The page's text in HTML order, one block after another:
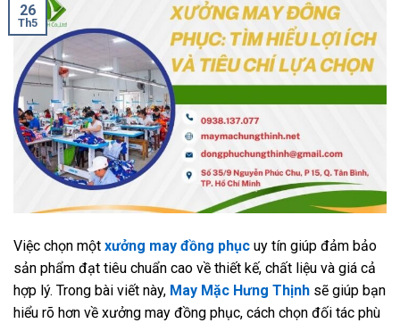
26
Th5
Việc chọn một xưởng may đồng phục uy tín giúp đảm bảo
sản phẩm đạt tiêu chuẩn cao về thiết kế, chất liệu và giá cả
hợp lý. Trong bài viết này, May Mặc Hưng Thịnh sẽ giúp bạn
hiểu rõ hơn về xưởng may đồng phục, cách chọn đối tác phù